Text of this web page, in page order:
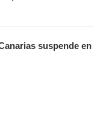
suspende en